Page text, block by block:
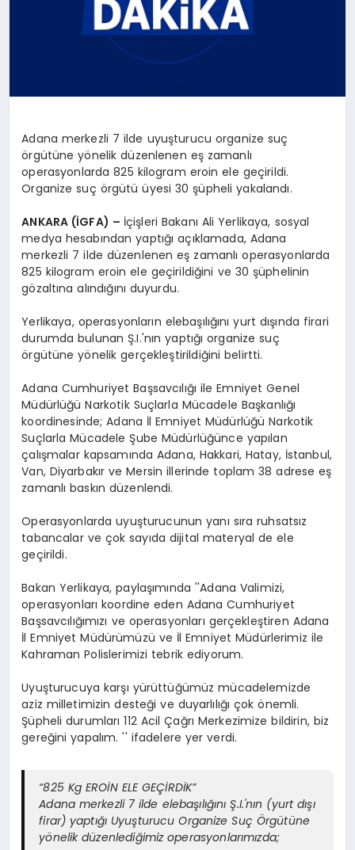
Adana merkezli 7 ilde uyuşturucu organize suç
örgütüne yönelik düzenlenen eş zamanlı
operasyonlarda 825 kilogram eroin ele geçirildi.
Organize suç örgütü üyesi 30 şüpheli yakalandı.
ANKARA (İGFA) – İçişleri Bakanı Ali Yerlikaya, sosyal
medya hesabından yaptığı açıklamada, Adana
merkezli 7 ilde düzenlenen eş zamanlı operasyonlarda
825 kilogram eroin ele geçirildiğini ve 30 şüphelinin
gözaltına alındığını duyurdu.
Yerlikaya, operasyonların elebaşılığını yurt dışında firari
durumda bulunan Ş.I.'nın yaptığı organize suç
örgütüne yönelik gerçekleştirildiğini belirtti.
Adana Cumhuriyet Başsavcılığı ile Emniyet Genel
Müdürlüğü Narkotik Suçlarla Mücadele Başkanlığı
koordinesinde; Adana İl Emniyet Müdürlüğü Narkotik
Suçlarla Mücadele Şube Müdürlüğünce yapılan
çalışmalar kapsamında Adana, Hakkari, Hatay, İstanbul,
Van, Diyarbakır ve Mersin illerinde toplam 38 adrese eş
zamanlı baskın düzenlendi.
Operasyonlarda uyuşturucunun yanı sıra ruhsatsız
tabancalar ve çok sayıda dijital materyal de ele
geçirildi.
Bakan Yerlikaya, paylaşımında ''Adana Valimizi,
operasyonları koordine eden Adana Cumhuriyet
Başsavcılığımızı ve operasyonları gerçekleştiren Adana
İl Emniyet Müdürümüzü ve İl Emniyet Müdürlerimiz ile
Kahraman Polislerimizi tebrik ediyorum.
Uyuşturucuya karşı yürüttüğümüz mücadelemizde
aziz milletimizin desteği ve duyarlılığı çok önemli.
Şüpheli durumları 112 Acil Çağrı Merkezimize bildirin, biz
gereğini yapalım. '' ifadelere yer verdi.
“825 Kg EROİN ELE GEÇİRDİK”
Adana merkezli 7 ilde elebaşılığını Ş.I.'nın (yurt dışı
firar) yaptığı Uyuşturucu Organize Suç Örgütüne
yönelik düzenlediğimiz operasyonlarımızda;